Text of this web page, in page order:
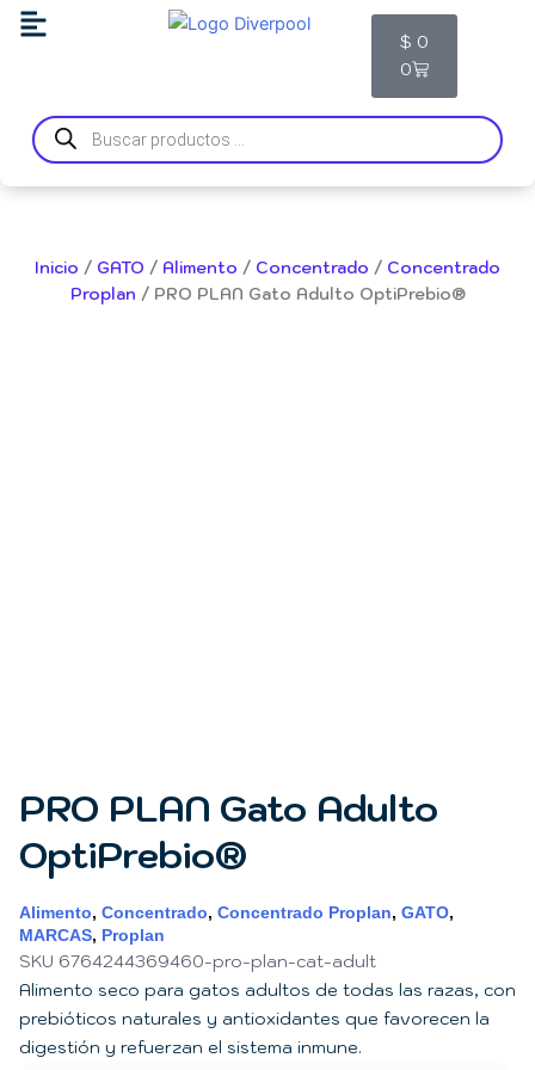
$ 0
0
Carrito
Búsqueda
de
productos
Inicio / GATO / Alimento / Concentrado / Concentrado
Proplan / PRO PLAN Gato Adulto OptiPrebio®
PRO PLAN Gato Adulto
OptiPrebio®
Alimento, Concentrado, Concentrado Proplan, GATO,
MARCAS, Proplan
SKU 6764244369460-pro-plan-cat-adult
Alimento seco para gatos adultos de todas las razas, con
prebióticos naturales y antioxidantes que favorecen la
digestión y refuerzan el sistema inmune.